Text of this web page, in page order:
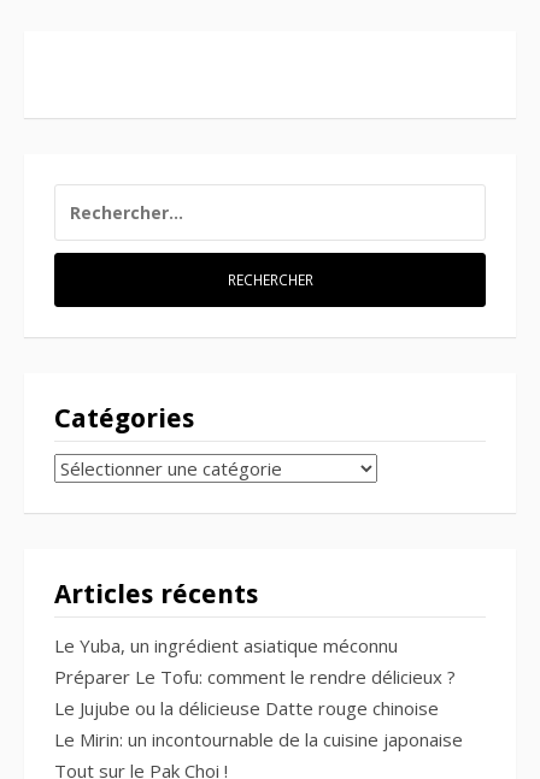
Catégories
CATÉGORIES
Articles récents
Le Yuba, un ingrédient asiatique méconnu
Préparer Le Tofu: comment le rendre délicieux ?
Le Jujube ou la délicieuse Datte rouge chinoise
Le Mirin: un incontournable de la cuisine japonaise
Tout sur le Pak Choi !